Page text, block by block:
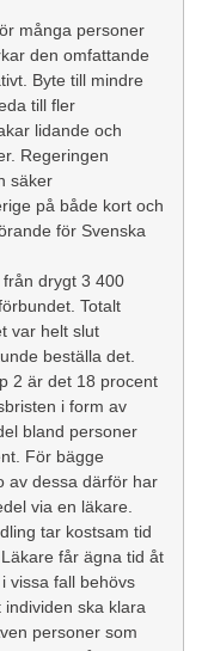
många personer
den omfattande
Byte till mindre
till fler
lidande och
Regeringen
säker
på både kort och
för Svenska
drygt 3 400
Totalt
var helt slut
beställa det.
2 är det 18 procent
i form av
bland personer
För bägge
av dessa därför har
via en läkare.
tar kostsam tid
får ägna tid åt
vissa fall behövs
ska klara
personer som